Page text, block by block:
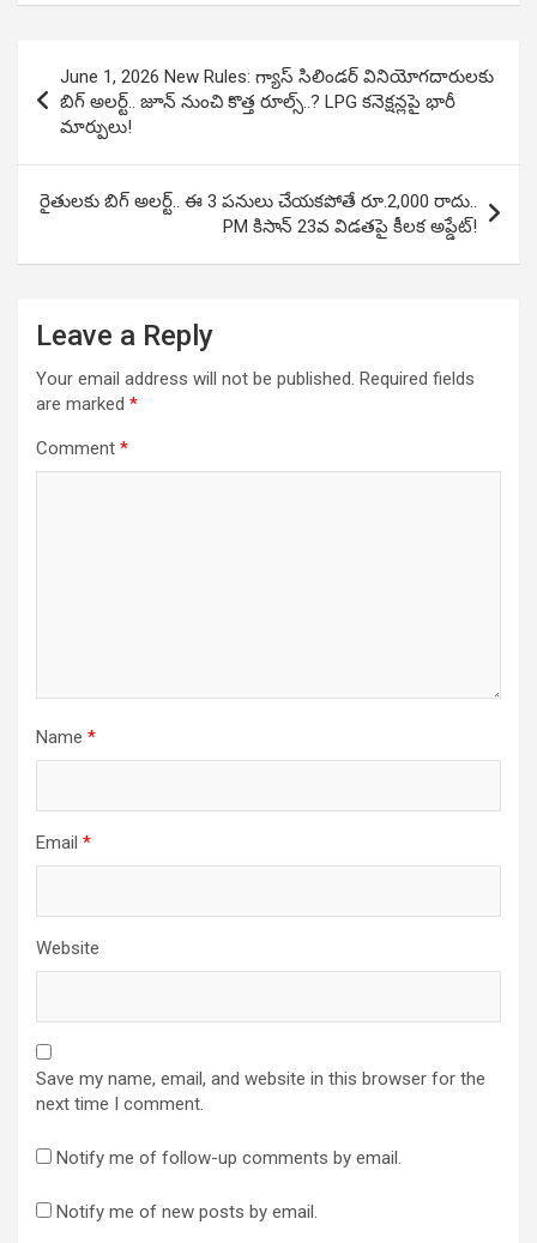
navigation
June 1, 2026 New Rules: గ్యాస్ సిలిండర్ వినియోగదారులకు
బిగ్ అలర్ట్.. జూన్ నుంచి కొత్త రూల్స్..? LPG కనెక్షన్లపై భారీ
మార్పులు!
రైతులకు బిగ్ అలర్ట్.. ఈ 3 పనులు చేయకపోతే రూ.2,000 రాదు..
PM కిసాన్ 23వ విడతపై కీలక అప్డేట్!
Leave a Reply
Your email address will not be published. Required fields
are marked *
Comment *
Name *
Email *
Website
Save my name, email, and website in this browser for the
next time I comment.
Notify me of follow-up comments by email.
Notify me of new posts by email.